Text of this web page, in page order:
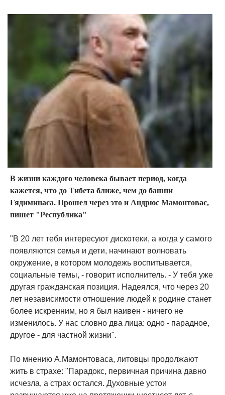
В жизни каждого человека бывает период, когда
кажется, что до Тибета ближе, чем до башни
Гядиминаса. Прошел через это и Андрюс Мамонтовас,
пишет "Республика"
"В 20 лет тебя интересуют дискотеки, а когда у самого
появляются семья и дети, начинают волновать
окружение, в котором молодежь воспитывается,
социальные темы, - говорит исполнитель. - У тебя уже
другая гражданская позиция. Надеялся, что через 20
лет независимости отношение людей к родине станет
более искренним, но я был наивен - ничего не
изменилось. У нас словно два лица: одно - парадное,
другое - для частной жизни".
По мнению А.Мамонтоваса, литовцы продолжают
жить в страхе: "Парадокс, первичная причина давно
исчезла, а страх остался. Духовные устои